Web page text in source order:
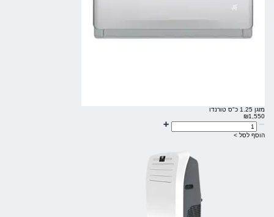
מזגן 1.25 כ"ס טורנדו
₪1,550
הוסף לסל >